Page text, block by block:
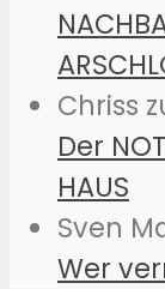
Chriss
Der
HAUS
Sven
Wer